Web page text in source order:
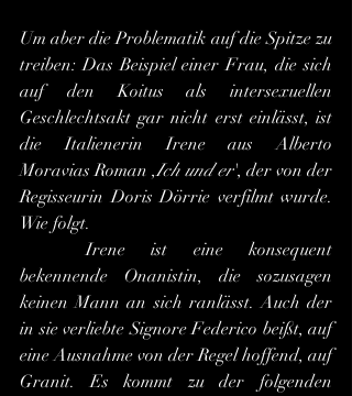
Um aber die Problematik auf die Spitze zu
treiben: Das Beispiel einer Frau, die sich
auf den Koitus als intersexuellen
Geschlechtsakt gar nicht erst einlässt, ist
die Italienerin Irene aus Alberto
Moravias Roman ,Ich und er', der von der
Regisseurin Doris Dörrie verfilmt wurde.
Wie folgt.
	Irene ist eine konsequent
bekennende Onanistin, die sozusagen
keinen Mann an sich ranlässt. Auch der
in sie verliebte Signore Federico beißt, auf
eine Ausnahme von der Regel hoffend, auf
Granit. Es kommt zu der folgenden